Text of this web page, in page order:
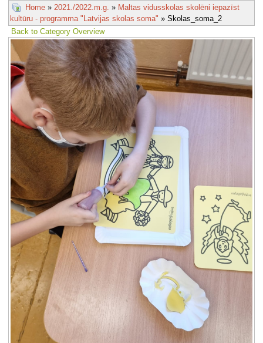
Home» 2021./2022.m.g. » Maltas vidusskolas skolēni iepazīst
kultūru - programma "Latvijas skolas soma" » Skolas_soma_2
Back to Category Overview